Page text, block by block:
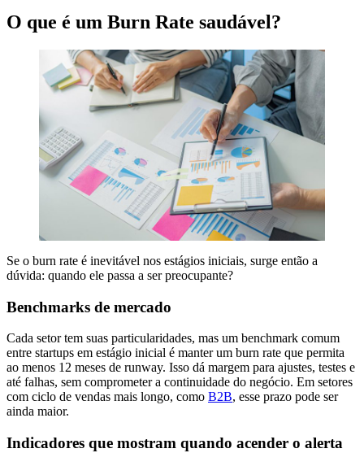
O que é um Burn Rate saudável?
Se o burn rate é inevitável nos estágios iniciais, surge então a
dúvida: quando ele passa a ser preocupante?
Benchmarks de mercado
Cada setor tem suas particularidades, mas um benchmark comum
entre startups em estágio inicial é manter um burn rate que permita
ao menos 12 meses de runway. Isso dá margem para ajustes, testes e
até falhas, sem comprometer a continuidade do negócio. Em setores
com ciclo de vendas mais longo, como B2B, esse prazo pode ser
ainda maior.
Indicadores que mostram quando acender o alerta